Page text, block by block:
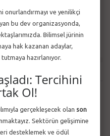
Öğretim Üyemiz Prof. Dr. Murat
Finald...
2026 Yılı 1. Dönem
onurlandırmayı ve yenilikçi
bu dev organizasyonda,
Bilimsel jürinin
hak kazanan adaylar,
tutmaya hazırlanıyor.
Tercihini
Ol!
gerçekleşecek olan son
Sektörün gelişimine
desteklemek ve ödül